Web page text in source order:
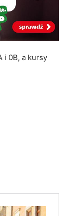
i 0B, a kursy